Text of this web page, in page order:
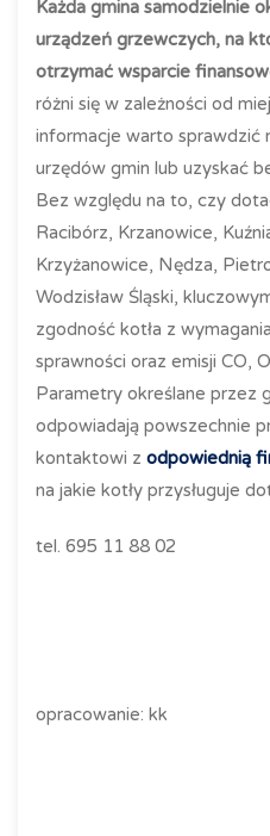
Każda gmina samodzielnie
urządzeń grzewczych, na
otrzymać wsparcie
różni się w zależności od
informacje warto sprawdzić
urzędów gmin lub uzyskać
Bez względu na to, czy
Racibórz, Krzanowice,
Krzyżanowice, Nędza,
Wodzisław Śląski,
zgodność kotła z
sprawności oraz emisji CO,
Parametry określane przez
odpowiadają powszechnie
kontaktowi z odpowiednią
na jakie kotły przysługuje
tel. 695 11 88 02
opracowanie: kk